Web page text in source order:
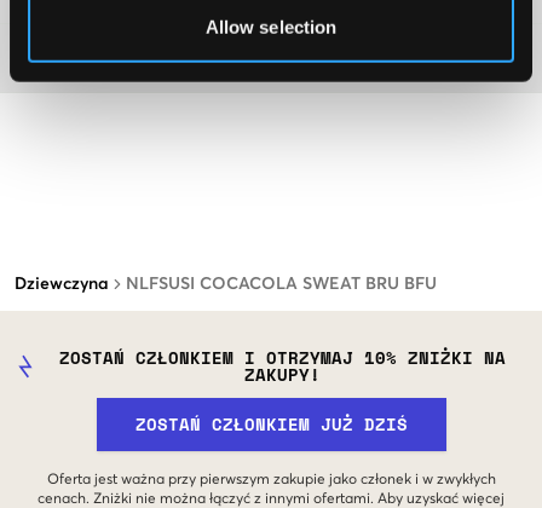
Allow selection
Dziewczyna NLFSUSI COCACOLA SWEAT BRU BFU
Materiał
ZOSTAŃ CZŁONKIEM I OTRZYMAJ 10% ZNIŻKI NA
ZAKUPY!
ZOSTAŃ CZŁONKIEM JUŻ DZIŚ
Oferta jest ważna przy pierwszym zakupie jako członek i w zwykłych
cenach. Zniżki nie można łączyć z innymi ofertami. Aby uzyskać więcej